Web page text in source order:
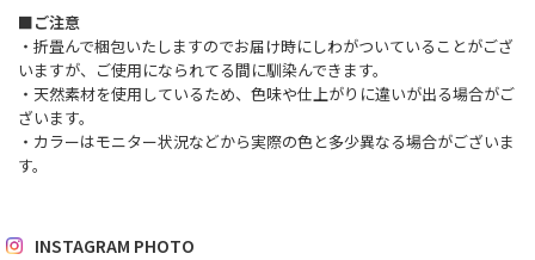
■ご注意
・折畳んで梱包いたしますのでお届け時にしわがついていることがござ
いますが、ご使用になられてる間に馴染んできます。
・天然素材を使用しているため、色味や仕上がりに違いが出る場合がご
ざいます。
・カラーはモニター状況などから実際の色と多少異なる場合がございま
す。
INSTAGRAM PHOTO